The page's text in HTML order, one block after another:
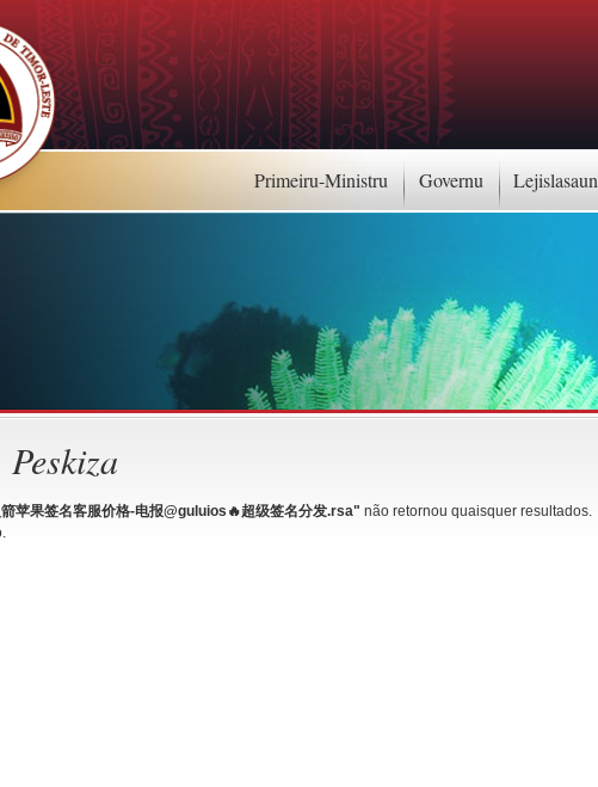
Primeiru-Ministru Governu Lejislasaun
Peskiza
苹果签名客服价格-电报@guluios🔥超级签名分发.rsa" não retornou quaisquer resultados.